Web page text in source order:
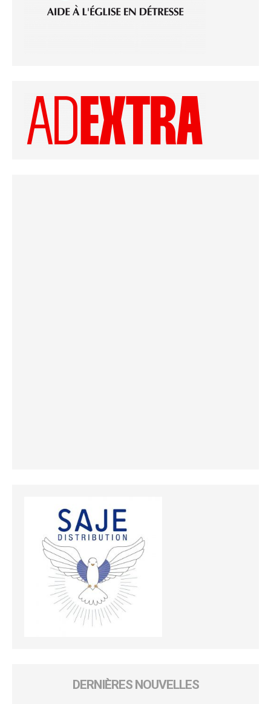
DERNIÈRES NOUVELLES